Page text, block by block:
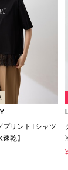
プリントTシャツ
乾】